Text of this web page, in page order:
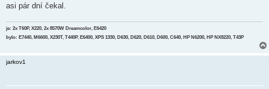
asi pár dní čekal.
je: 2x T60P, X220, 2x 8570W Dreamcolor, E6420
bylo: E7440, M6600, X230T, T440P, E6400, XPS 1330, D630, D620, D610, D600, C640, HP N6200, HP NX8220, T43P
jarkov1